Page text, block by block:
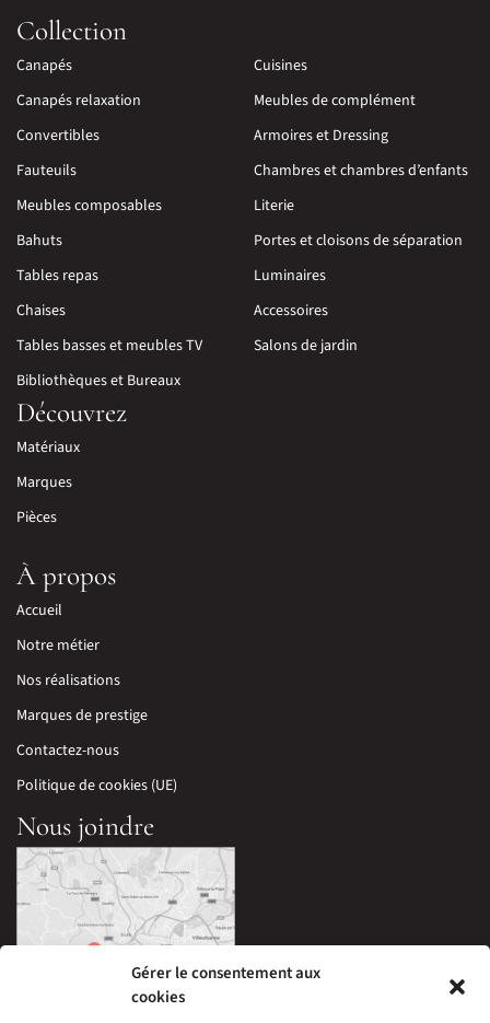
Gérer le consentement aux
cookies
Collection
Canapés
Canapés relaxation
Convertibles
Fauteuils
Meubles composables
Bahuts
Tables repas
Chaises
Tables basses et meubles TV
Bibliothèques et Bureaux
Cuisines
Meubles de complément
Armoires et Dressing
Chambres et chambres d’enfants
Literie
Portes et cloisons de séparation
Luminaires
Accessoires
Salons de jardin
Découvrez
Matériaux
Marques
Pièces
À propos
Accueil
Notre métier
Nos réalisations
Marques de prestige
Contactez-nous
Politique de cookies (UE)
Nous joindre